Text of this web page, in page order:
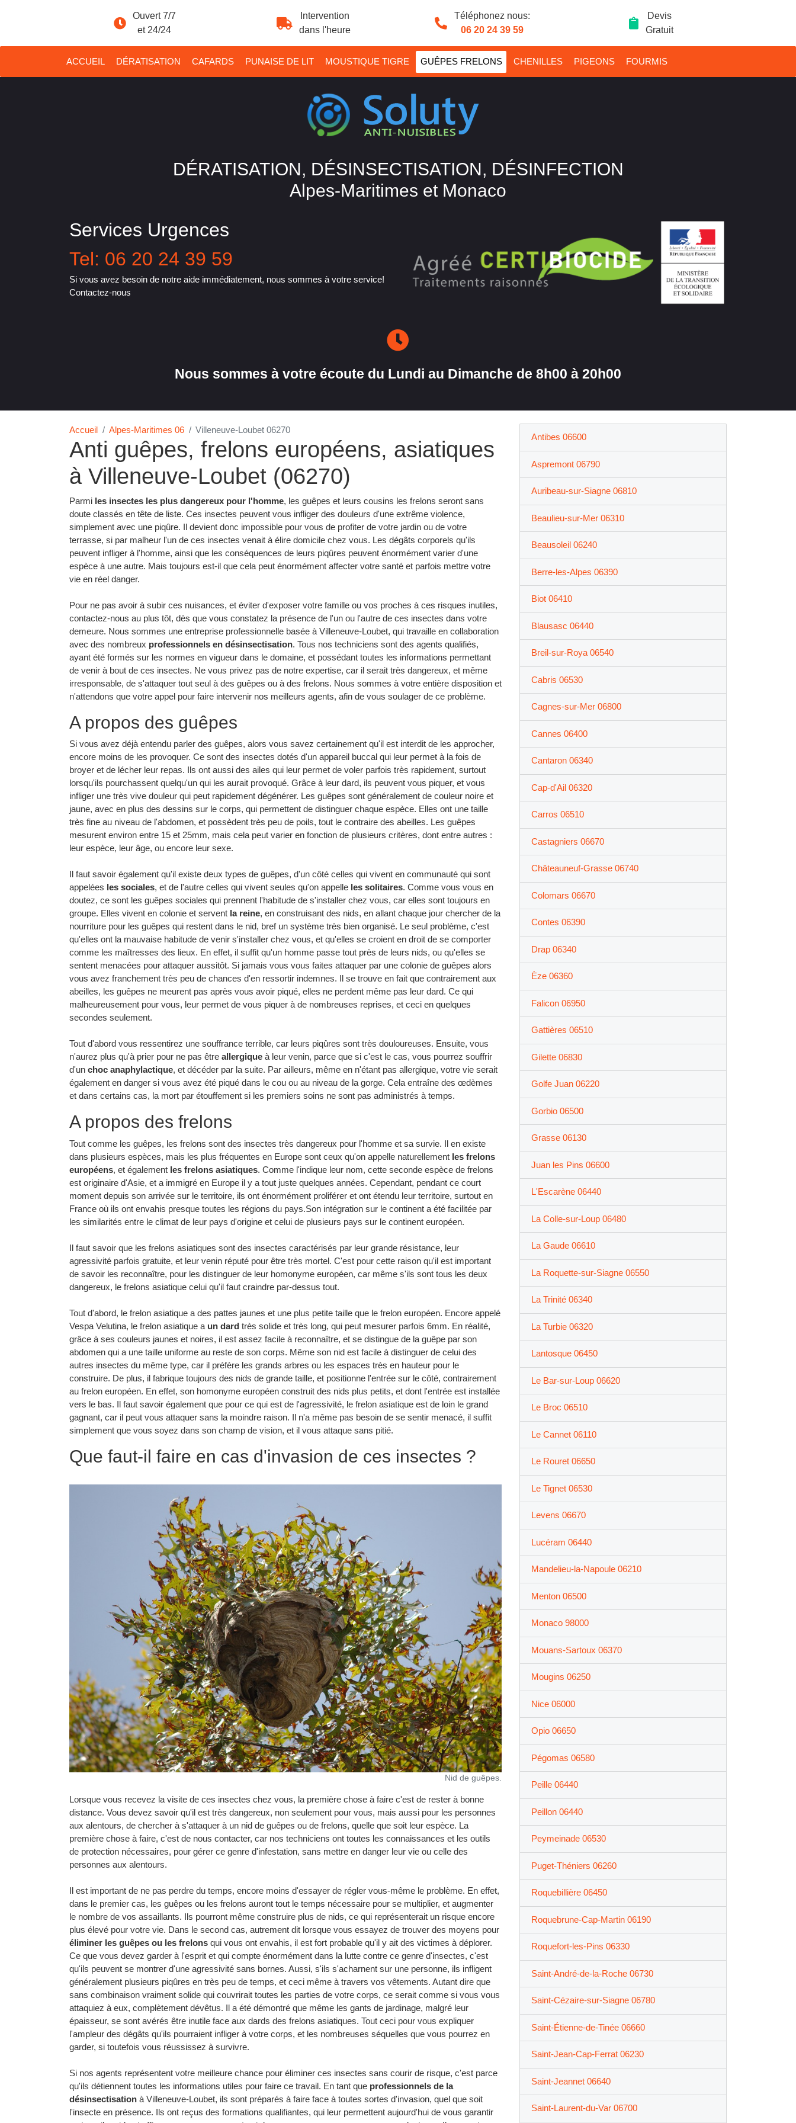
Ouvert 7/7
et 24/24
Intervention
dans l'heure
Téléphonez nous:
06 20 24 39 59
Devis
Gratuit
ACCUEIL DÉRATISATION CAFARDS PUNAISE DE LIT MOUSTIQUE TIGRE GUÊPES FRELONS CHENILLES PIGEONS FOURMIS
DÉRATISATION, DÉSINSECTISATION, DÉSINFECTION
Alpes-Maritimes et Monaco
Services Urgences
Tel: 06 20 24 39 59
Si vous avez besoin de notre aide immédiatement, nous sommes à votre service!
Contactez-nous
Nous sommes à votre écoute du Lundi au Dimanche de 8h00 à 20h00
Accueil Alpes-Maritimes 06 Villeneuve-Loubet 06270
Anti guêpes, frelons européens, asiatiques
à Villeneuve-Loubet (06270)
Parmi les insectes les plus dangereux pour l'homme, les guêpes et leurs cousins les frelons seront sans
doute classés en tête de liste. Ces insectes peuvent vous infliger des douleurs d'une extrême violence,
simplement avec une piqûre. Il devient donc impossible pour vous de profiter de votre jardin ou de votre
terrasse, si par malheur l'un de ces insectes venait à élire domicile chez vous. Les dégâts corporels qu'ils
peuvent infliger à l'homme, ainsi que les conséquences de leurs piqûres peuvent énormément varier d'une
espèce à une autre. Mais toujours est-il que cela peut énormément affecter votre santé et parfois mettre votre
vie en réel danger.
Pour ne pas avoir à subir ces nuisances, et éviter d'exposer votre famille ou vos proches à ces risques inutiles,
contactez-nous au plus tôt, dès que vous constatez la présence de l'un ou l'autre de ces insectes dans votre
demeure. Nous sommes une entreprise professionnelle basée à Villeneuve-Loubet, qui travaille en collaboration
avec des nombreux professionnels en désinsectisation. Tous nos techniciens sont des agents qualifiés,
ayant été formés sur les normes en vigueur dans le domaine, et possédant toutes les informations permettant
de venir à bout de ces insectes. Ne vous privez pas de notre expertise, car il serait très dangereux, et même
irresponsable, de s'attaquer tout seul à des guêpes ou à des frelons. Nous sommes à votre entière disposition et
n'attendons que votre appel pour faire intervenir nos meilleurs agents, afin de vous soulager de ce problème.
A propos des guêpes
Si vous avez déjà entendu parler des guêpes, alors vous savez certainement qu'il est interdit de les approcher,
encore moins de les provoquer. Ce sont des insectes dotés d'un appareil buccal qui leur permet à la fois de
broyer et de lécher leur repas. Ils ont aussi des ailes qui leur permet de voler parfois très rapidement, surtout
lorsqu'ils pourchassent quelqu'un qui les aurait provoqué. Grâce à leur dard, ils peuvent vous piquer, et vous
infliger une très vive douleur qui peut rapidement dégénérer. Les guêpes sont généralement de couleur noire et
jaune, avec en plus des dessins sur le corps, qui permettent de distinguer chaque espèce. Elles ont une taille
très fine au niveau de l'abdomen, et possèdent très peu de poils, tout le contraire des abeilles. Les guêpes
mesurent environ entre 15 et 25mm, mais cela peut varier en fonction de plusieurs critères, dont entre autres :
leur espèce, leur âge, ou encore leur sexe.
Il faut savoir également qu'il existe deux types de guêpes, d'un côté celles qui vivent en communauté qui sont
appelées les sociales, et de l'autre celles qui vivent seules qu'on appelle les solitaires. Comme vous vous en
doutez, ce sont les guêpes sociales qui prennent l'habitude de s'installer chez vous, car elles sont toujours en
groupe. Elles vivent en colonie et servent la reine, en construisant des nids, en allant chaque jour chercher de la
nourriture pour les guêpes qui restent dans le nid, bref un système très bien organisé. Le seul problème, c'est
qu'elles ont la mauvaise habitude de venir s'installer chez vous, et qu'elles se croient en droit de se comporter
comme les maîtresses des lieux. En effet, il suffit qu'un homme passe tout près de leurs nids, ou qu'elles se
sentent menacées pour attaquer aussitôt. Si jamais vous vous faites attaquer par une colonie de guêpes alors
vous avez franchement très peu de chances d'en ressortir indemnes. Il se trouve en fait que contrairement aux
abeilles, les guêpes ne meurent pas après vous avoir piqué, elles ne perdent même pas leur dard. Ce qui
malheureusement pour vous, leur permet de vous piquer à de nombreuses reprises, et ceci en quelques
secondes seulement.
Tout d'abord vous ressentirez une souffrance terrible, car leurs piqûres sont très douloureuses. Ensuite, vous
n'aurez plus qu'à prier pour ne pas être allergique à leur venin, parce que si c'est le cas, vous pourrez souffrir
d'un choc anaphylactique, et décéder par la suite. Par ailleurs, même en n'étant pas allergique, votre vie serait
également en danger si vous avez été piqué dans le cou ou au niveau de la gorge. Cela entraîne des œdèmes
et dans certains cas, la mort par étouffement si les premiers soins ne sont pas administrés à temps.
A propos des frelons
Tout comme les guêpes, les frelons sont des insectes très dangereux pour l'homme et sa survie. Il en existe
dans plusieurs espèces, mais les plus fréquentes en Europe sont ceux qu'on appelle naturellement les frelons
européens, et également les frelons asiatiques. Comme l'indique leur nom, cette seconde espèce de frelons
est originaire d'Asie, et a immigré en Europe il y a tout juste quelques années. Cependant, pendant ce court
moment depuis son arrivée sur le territoire, ils ont énormément proliférer et ont étendu leur territoire, surtout en
France où ils ont envahis presque toutes les régions du pays.Son intégration sur le continent a été facilitée par
les similarités entre le climat de leur pays d'origine et celui de plusieurs pays sur le continent européen.
Il faut savoir que les frelons asiatiques sont des insectes caractérisés par leur grande résistance, leur
agressivité parfois gratuite, et leur venin réputé pour être très mortel. C'est pour cette raison qu'il est important
de savoir les reconnaître, pour les distinguer de leur homonyme européen, car même s'ils sont tous les deux
dangereux, le frelons asiatique celui qu'il faut craindre par-dessus tout.
Tout d'abord, le frelon asiatique a des pattes jaunes et une plus petite taille que le frelon européen. Encore appelé
Vespa Velutina, le frelon asiatique a un dard très solide et très long, qui peut mesurer parfois 6mm. En réalité,
grâce à ses couleurs jaunes et noires, il est assez facile à reconnaître, et se distingue de la guêpe par son
abdomen qui a une taille uniforme au reste de son corps. Même son nid est facile à distinguer de celui des
autres insectes du même type, car il préfère les grands arbres ou les espaces très en hauteur pour le
construire. De plus, il fabrique toujours des nids de grande taille, et positionne l'entrée sur le côté, contrairement
au frelon européen. En effet, son homonyme européen construit des nids plus petits, et dont l'entrée est installée
vers le bas. Il faut savoir également que pour ce qui est de l'agressivité, le frelon asiatique est de loin le grand
gagnant, car il peut vous attaquer sans la moindre raison. Il n'a même pas besoin de se sentir menacé, il suffit
simplement que vous soyez dans son champ de vision, et il vous attaque sans pitié.
Que faut-il faire en cas d'invasion de ces insectes ?
Nid de guêpes.
Lorsque vous recevez la visite de ces insectes chez vous, la première chose à faire c'est de rester à bonne
distance. Vous devez savoir qu'il est très dangereux, non seulement pour vous, mais aussi pour les personnes
aux alentours, de chercher à s'attaquer à un nid de guêpes ou de frelons, quelle que soit leur espèce. La
première chose à faire, c'est de nous contacter, car nos techniciens ont toutes les connaissances et les outils
de protection nécessaires, pour gérer ce genre d'infestation, sans mettre en danger leur vie ou celle des
personnes aux alentours.
Il est important de ne pas perdre du temps, encore moins d'essayer de régler vous-même le problème. En effet,
dans le premier cas, les guêpes ou les frelons auront tout le temps nécessaire pour se multiplier, et augmenter
le nombre de vos assaillants. Ils pourront même construire plus de nids, ce qui représenterait un risque encore
plus élevé pour votre vie. Dans le second cas, autrement dit lorsque vous essayez de trouver des moyens pour
éliminer les guêpes ou les frelons qui vous ont envahis, il est fort probable qu'il y ait des victimes à déplorer.
Ce que vous devez garder à l'esprit et qui compte énormément dans la lutte contre ce genre d'insectes, c'est
qu'ils peuvent se montrer d'une agressivité sans bornes. Aussi, s'ils s'acharnent sur une personne, ils infligent
généralement plusieurs piqûres en très peu de temps, et ceci même à travers vos vêtements. Autant dire que
sans combinaison vraiment solide qui couvrirait toutes les parties de votre corps, ce serait comme si vous vous
attaquiez à eux, complètement dévêtus. Il a été démontré que même les gants de jardinage, malgré leur
épaisseur, se sont avérés être inutile face aux dards des frelons asiatiques. Tout ceci pour vous expliquer
l'ampleur des dégâts qu'ils pourraient infliger à votre corps, et les nombreuses séquelles que vous pourrez en
garder, si toutefois vous réussissez à survivre.
Si nos agents représentent votre meilleure chance pour éliminer ces insectes sans courir de risque, c'est parce
qu'ils détiennent toutes les informations utiles pour faire ce travail. En tant que professionnels de la
désinsectisation à Villeneuve-Loubet, ils sont préparés à faire face à toutes sortes d'invasion, quel que soit
l'insecte en présence. Ils ont reçus des formations qualifiantes, qui leur permettent aujourd'hui de vous garantir
Antibes 06600
Aspremont 06790
Auribeau-sur-Siagne 06810
Beaulieu-sur-Mer 06310
Beausoleil 06240
Berre-les-Alpes 06390
Biot 06410
Blausasc 06440
Breil-sur-Roya 06540
Cabris 06530
Cagnes-sur-Mer 06800
Cannes 06400
Cantaron 06340
Cap-d'Ail 06320
Carros 06510
Castagniers 06670
Châteauneuf-Grasse 06740
Colomars 06670
Contes 06390
Drap 06340
Èze 06360
Falicon 06950
Gattières 06510
Gilette 06830
Golfe Juan 06220
Gorbio 06500
Grasse 06130
Juan les Pins 06600
L'Escarène 06440
La Colle-sur-Loup 06480
La Gaude 06610
La Roquette-sur-Siagne 06550
La Trinité 06340
La Turbie 06320
Lantosque 06450
Le Bar-sur-Loup 06620
Le Broc 06510
Le Cannet 06110
Le Rouret 06650
Le Tignet 06530
Levens 06670
Lucéram 06440
Mandelieu-la-Napoule 06210
Menton 06500
Monaco 98000
Mouans-Sartoux 06370
Mougins 06250
Nice 06000
Opio 06650
Pégomas 06580
Peille 06440
Peillon 06440
Peymeinade 06530
Puget-Théniers 06260
Roquebillière 06450
Roquebrune-Cap-Martin 06190
Roquefort-les-Pins 06330
Saint-André-de-la-Roche 06730
Saint-Cézaire-sur-Siagne 06780
Saint-Étienne-de-Tinée 06660
Saint-Jean-Cap-Ferrat 06230
Saint-Jeannet 06640
Saint-Laurent-du-Var 06700